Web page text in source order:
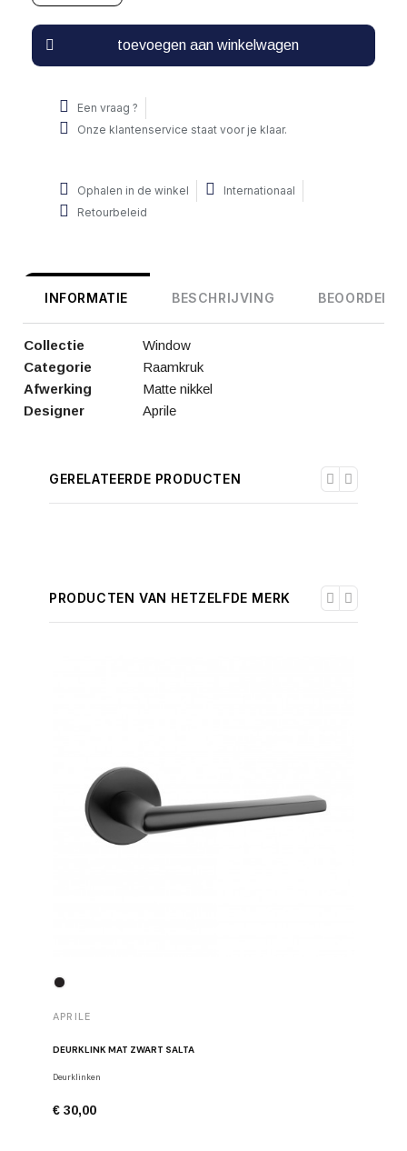
toevoegen aan winkelwagen
Een vraag ?
Onze klantenservice staat voor je klaar.
Ophalen in de winkel
Internationaal
Retourbeleid
INFORMATIE BESCHRIJVING
Collectie
Window
Categorie
Raamkruk
Afwerking
Matte nikkel
Designer
Aprile
GERELATEERDE PRODUCTEN
PRODUCTEN VAN HETZELFDE MERK
APRILE
DEURKLINK MAT ZWART SALTA
Deurklinken
€ 30,00